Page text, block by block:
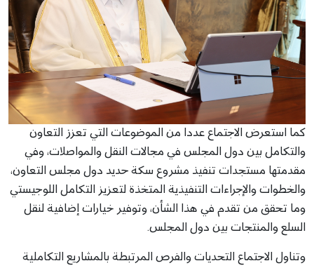
كما استعرض الاجتماع عددا من الموضوعات التي تعزز التعاون
والتكامل بين دول المجلس في مجالات النقل والمواصلات، وفي
مقدمتها مستجدات تنفيذ مشروع سكة حديد دول مجلس التعاون،
والخطوات والإجراءات التنفيذية المتخذة لتعزيز التكامل اللوجيستي
وما تحقق من تقدم في هذا الشأن، وتوفير خيارات إضافية لنقل
السلع والمنتجات بين دول المجلس.
وتناول الاجتماع التحديات والفرص المرتبطة بالمشاريع التكاملية